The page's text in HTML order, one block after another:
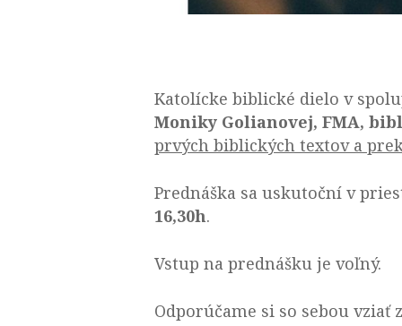
Katolícke biblické dielo v
Moniky Golianovej, FMA,
prvých biblických textov a
Prednáška sa uskutoční v
16,30h.
Vstup na prednášku je voľný.
Odporúčame si so sebou vziať